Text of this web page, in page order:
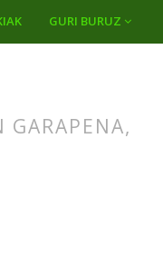
GURI BURUZ